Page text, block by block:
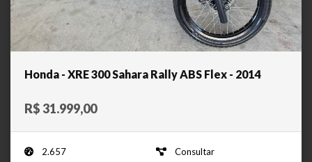
Honda - XRE 300 Sahara Rally ABS Flex - 2014
R$ 31.999,00
2.657
Consultar